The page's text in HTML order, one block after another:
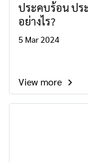
ประคบร้อน ปร
อย่างไร?
5 Mar 2024
View more